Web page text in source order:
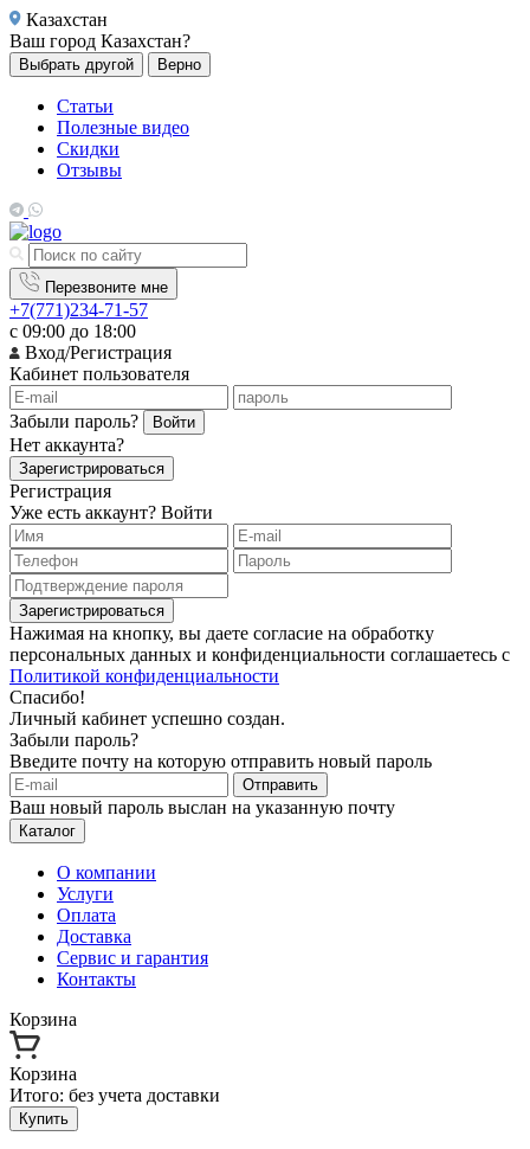
Казахстан
Ваш город Казахстан?
Выбрать другой Верно
Статьи
Полезные видео
Скидки
Отзывы
Перезвоните мне
+7(771)234-71-57
с 09:00 до 18:00
Вход/Регистрация
Кабинет пользователя
Забыли пароль? Войти
Нет аккаунта?
Зарегистрироваться
Регистрация
Уже есть аккаунт? Войти
Зарегистрироваться
Нажимая на кнопку, вы даете согласие на обработку
персональных данных и конфиденциальности соглашаетесь с
Политикой конфиденциальности
Спасибо!
Личный кабинет успешно создан.
Забыли пароль?
Введите почту на которую отправить новый пароль
Отправить
Ваш новый пароль выслан на указанную почту
Каталог
О компании
Услуги
Оплата
Доставка
Сервис и гарантия
Контакты
Корзина
Корзина
Итого: без учета доставки
Купить